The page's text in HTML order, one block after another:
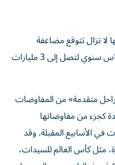
لا تزال تتوقع مضاعفة
إيراداتها الإعلانية تقريباً على أساس سنوي لتصل إلى 3 مليارات
متقدمة» من المفاوضات
كجزء من مفاوضاتها
في الأسابيع المقبلة. وقد
مثل كأس العالم للسيدات،